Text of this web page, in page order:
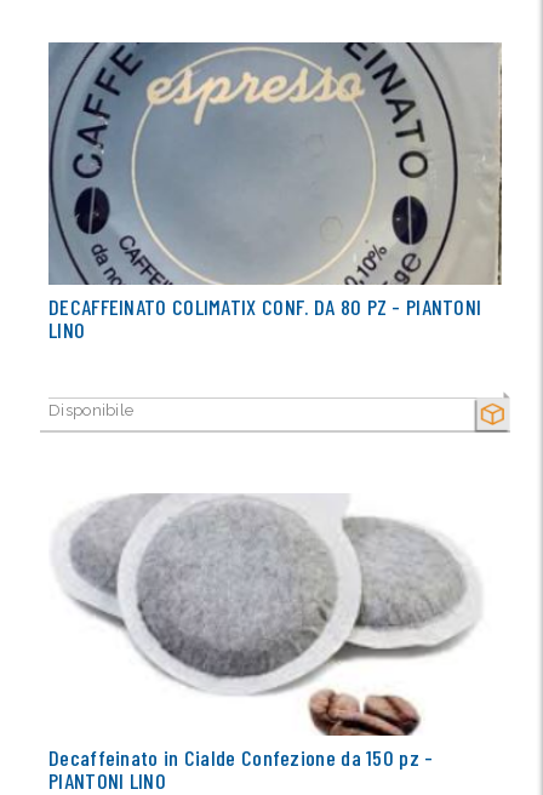
SECCO
DECAFFEINATO COLIMATIX CONF. DA 80 PZ - PIANTONI
LINO
Disponibile
Decaffeinato in Cialde Confezione da 150 pz -
PIANTONI LINO